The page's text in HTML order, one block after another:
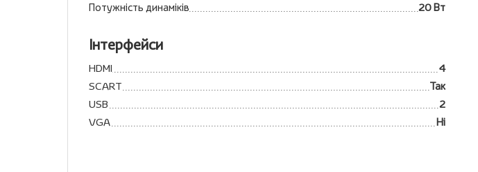
Потужність динаміків
20 Вт
Інтерфейси
HDMI
4
SCART
Так
USB
2
VGA
Ні